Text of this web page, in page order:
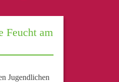
Feucht am
Jugendlichen